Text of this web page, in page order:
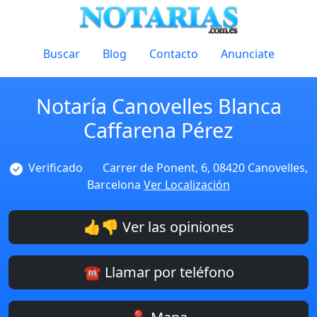
Buscar Blog Contacto Anunciate
Notaría Canovelles Blanca
Caffarena Pérez
Verificado
Carrer de Ponent, 6, 08420 Canovelles,
Barcelona Ver Localización
👍👎 Ver las opiniones
☎️ Llamar por teléfono